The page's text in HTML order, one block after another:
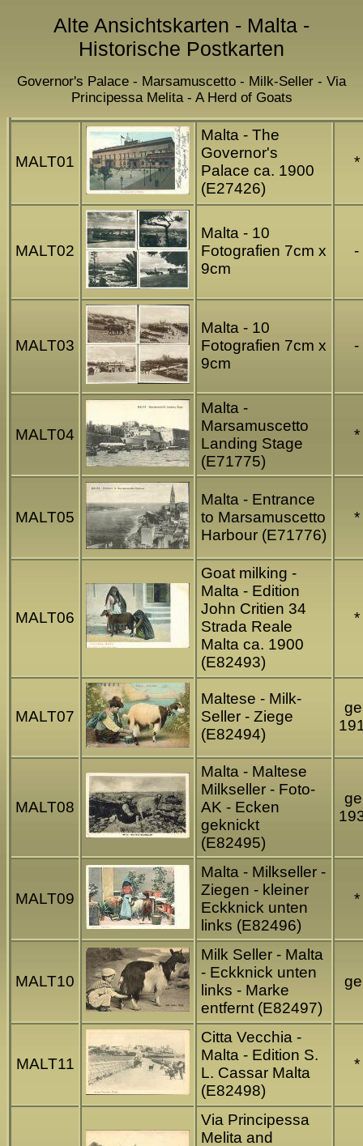
Alte Ansichtskarten - Malta -
Historische Postkarten
Governor's Palace - Marsamuscetto - Milk-Seller - Via
Principessa Melita - A Herd of Goats
MALT01
Malta - The
Governor's
Palace ca. 1900
(E27426)
*
MALT02
Malta - 10
Fotografien 7cm x
9cm
-
MALT03
Malta - 10
Fotografien 7cm x
9cm
-
MALT04
Malta -
Marsamuscetto
Landing Stage
(E71775)
*
MALT05
Malta - Entrance
to Marsamuscetto
Harbour (E71776)
*
MALT06
Goat milking -
Malta - Edition
John Critien 34
Strada Reale
Malta ca. 1900
(E82493)
*
MALT07
Maltese - Milk-
Seller - Ziege
(E82494)
MALT08
Malta - Maltese
Milkseller - Foto-
AK - Ecken
geknickt
(E82495)
MALT09
Malta - Milkseller -
Ziegen - kleiner
Eckknick unten
links (E82496)
*
MALT10
Milk Seller - Malta
- Eckknick unten
links - Marke
entfernt (E82497)
MALT11
Citta Vecchia -
Malta - Edition S.
L. Cassar Malta
(E82498)
*
Via Principessa
Melita and